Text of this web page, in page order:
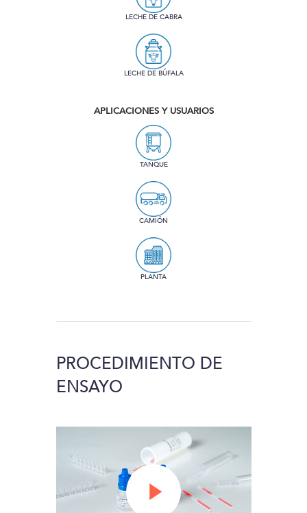
LECHE DE CABRA
LECHE DE BÚFALA
APLICACIONES Y USUARIOS
TANQUE
CAMIÓN
PLANTA
PROCEDIMIENTO DE
ENSAYO